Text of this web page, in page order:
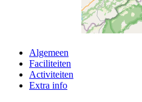
Algemeen
Faciliteiten
Activiteiten
Extra info